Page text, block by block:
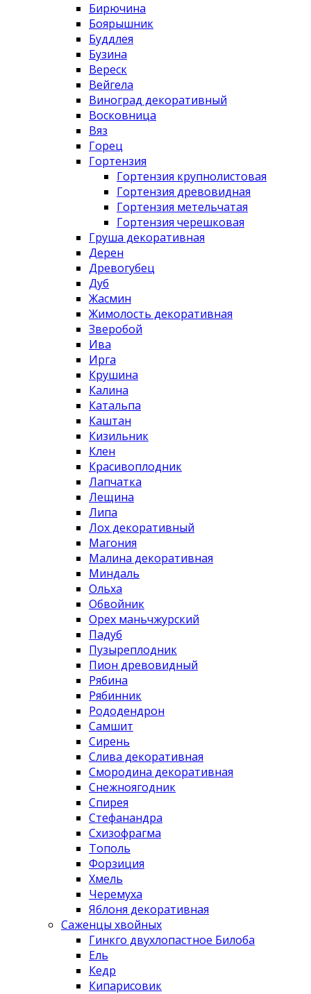
Бирючина
Боярышник
Буддлея
Бузина
Вереск
Вейгела
Виноград декоративный
Восковница
Вяз
Горец
Гортензия
Гортензия крупнолистовая
Гортензия древовидная
Гортензия метельчатая
Гортензия черешковая
Груша декоративная
Дерен
Древогубец
Дуб
Жасмин
Жимолость декоративная
Зверобой
Ива
Ирга
Крушина
Калина
Катальпа
Каштан
Кизильник
Клен
Красивоплодник
Лапчатка
Лещина
Липа
Лох декоративный
Магония
Малина декоративная
Миндаль
Ольха
Обвойник
Орех маньчжурский
Падуб
Пузыреплодник
Пион древовидный
Рябина
Рябинник
Рододендрон
Самшит
Сирень
Слива декоративная
Смородина декоративная
Снежноягодник
Спирея
Стефанандра
Схизофрагма
Тополь
Форзиция
Хмель
Черемуха
Яблоня декоративная
Саженцы хвойных
Гинкго двухлопастное Билоба
Ель
Кедр
Кипарисовик